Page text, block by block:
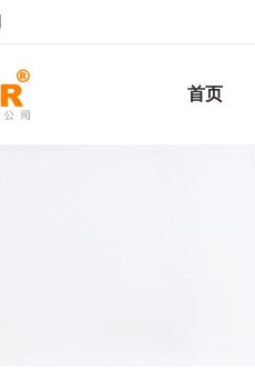
首页